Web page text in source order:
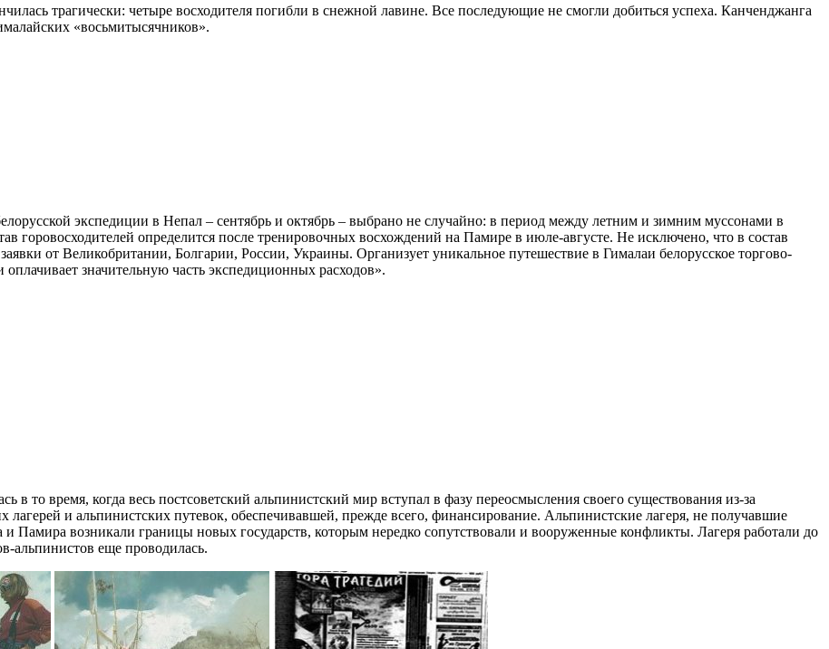
трагически: четыре восходителя погибли в снежной лавине. Все последующие не смогли добиться успеха. Канченджанга
«восьмитысячников».
экспедиции в Непал – сентябрь и октябрь – выбрано не случайно: в период между летним и зимним муссонами в
горовосходителей определится после тренировочных восхождений на Памире в июле-августе. Не исключено, что в состав
от Великобритании, Болгарии, России, Украины. Организует уникальное путешествие в Гималаи белорусское торгово-
значительную часть экспедиционных расходов».
в то время, когда весь постсоветский альпинистский мир вступал в фазу переосмысления своего существования из-за
лагерей и альпинистских путевок, обеспечивавшей, прежде всего, финансирование. Альпинистские лагеря, не получавшие
и Памира возникали границы новых государств, которым нередко сопутствовали и вооруженные конфликты. Лагеря работали до
альпинистов еще проводилась.